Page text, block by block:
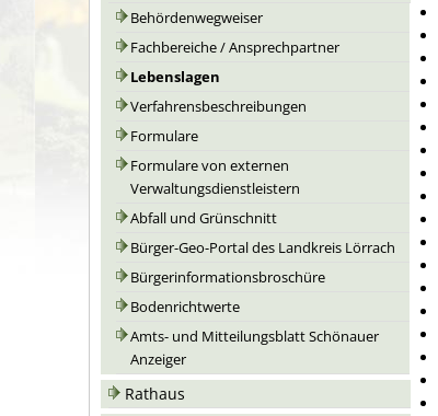
Behördenwegweiser
Fachbereiche / Ansprechpartner
Lebenslagen
Verfahrensbeschreibungen
Formulare
Formulare von externen
Verwaltungsdienstleistern
Abfall und Grünschnitt
Bürger-Geo-Portal des Landkreis Lörrach
Bürgerinformationsbroschüre
Bodenrichtwerte
Amts- und Mitteilungsblatt Schönauer
Anzeiger
Rathaus